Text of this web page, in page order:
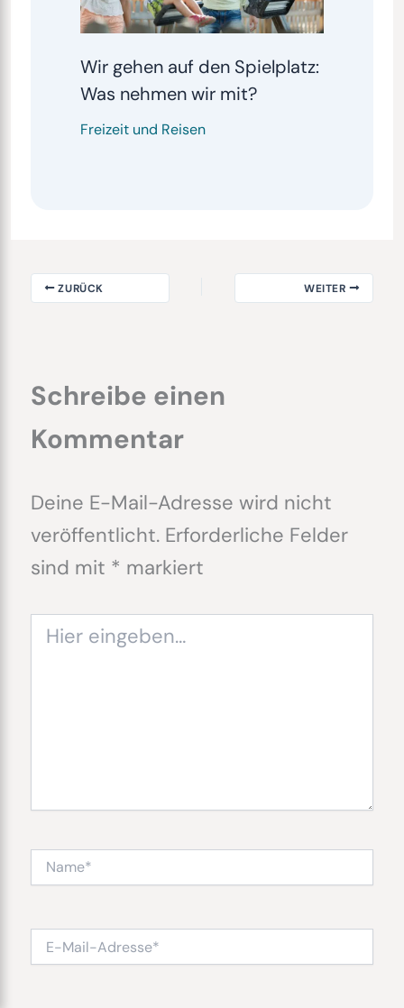
Wir gehen auf den Spielplatz:
Was nehmen wir mit?
Freizeit und Reisen
ZURÜCK WEITER
Schreibe einen
Kommentar
Deine E-Mail-Adresse wird nicht
veröffentlicht. Erforderliche Felder
sind mit * markiert
eingeben…
Mail-